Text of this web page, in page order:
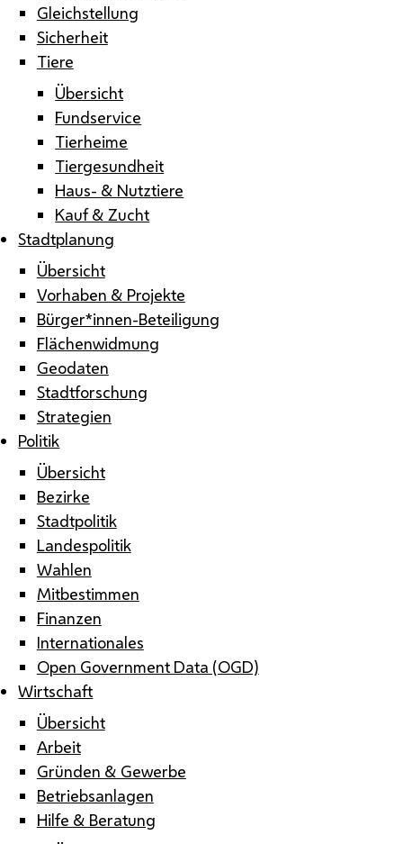
Gleichstellung
Sicherheit
Tiere
Übersicht
Fundservice
Tierheime
Tiergesundheit
Haus- & Nutztiere
Kauf & Zucht
Stadtplanung
Übersicht
Vorhaben & Projekte
Bürger*innen-Beteiligung
Flächenwidmung
Geodaten
Stadtforschung
Strategien
Politik
Übersicht
Bezirke
Stadtpolitik
Landespolitik
Wahlen
Mitbestimmen
Finanzen
Internationales
Open Government Data (OGD)
Wirtschaft
Übersicht
Arbeit
Gründen & Gewerbe
Betriebsanlagen
Hilfe & Beratung